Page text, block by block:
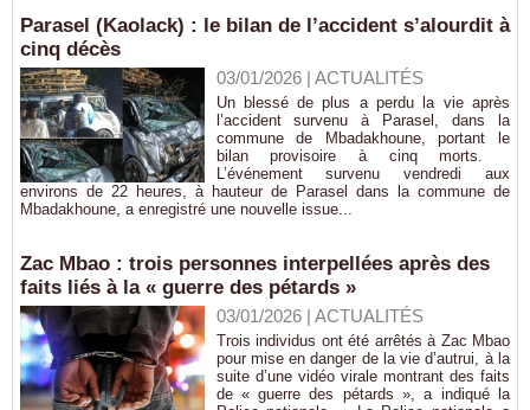
Parasel (Kaolack) : le bilan de l’accident s’alourdit à
cinq décès
03/01/2026| ACTUALITÉS
Un blessé de plus a perdu la vie après
l’accident survenu à Parasel, dans la
commune de Mbadakhoune, portant le
bilan provisoire à cinq morts.
L’événement survenu vendredi aux
environs de 22 heures, à hauteur de Parasel dans la commune de
Mbadakhoune, a enregistré une nouvelle issue...
Zac Mbao : trois personnes interpellées après des
faits liés à la « guerre des pétards »
03/01/2026| ACTUALITÉS
Trois individus ont été arrêtés à Zac Mbao
pour mise en danger de la vie d’autrui, à la
suite d’une vidéo virale montrant des faits
de « guerre des pétards », a indiqué la